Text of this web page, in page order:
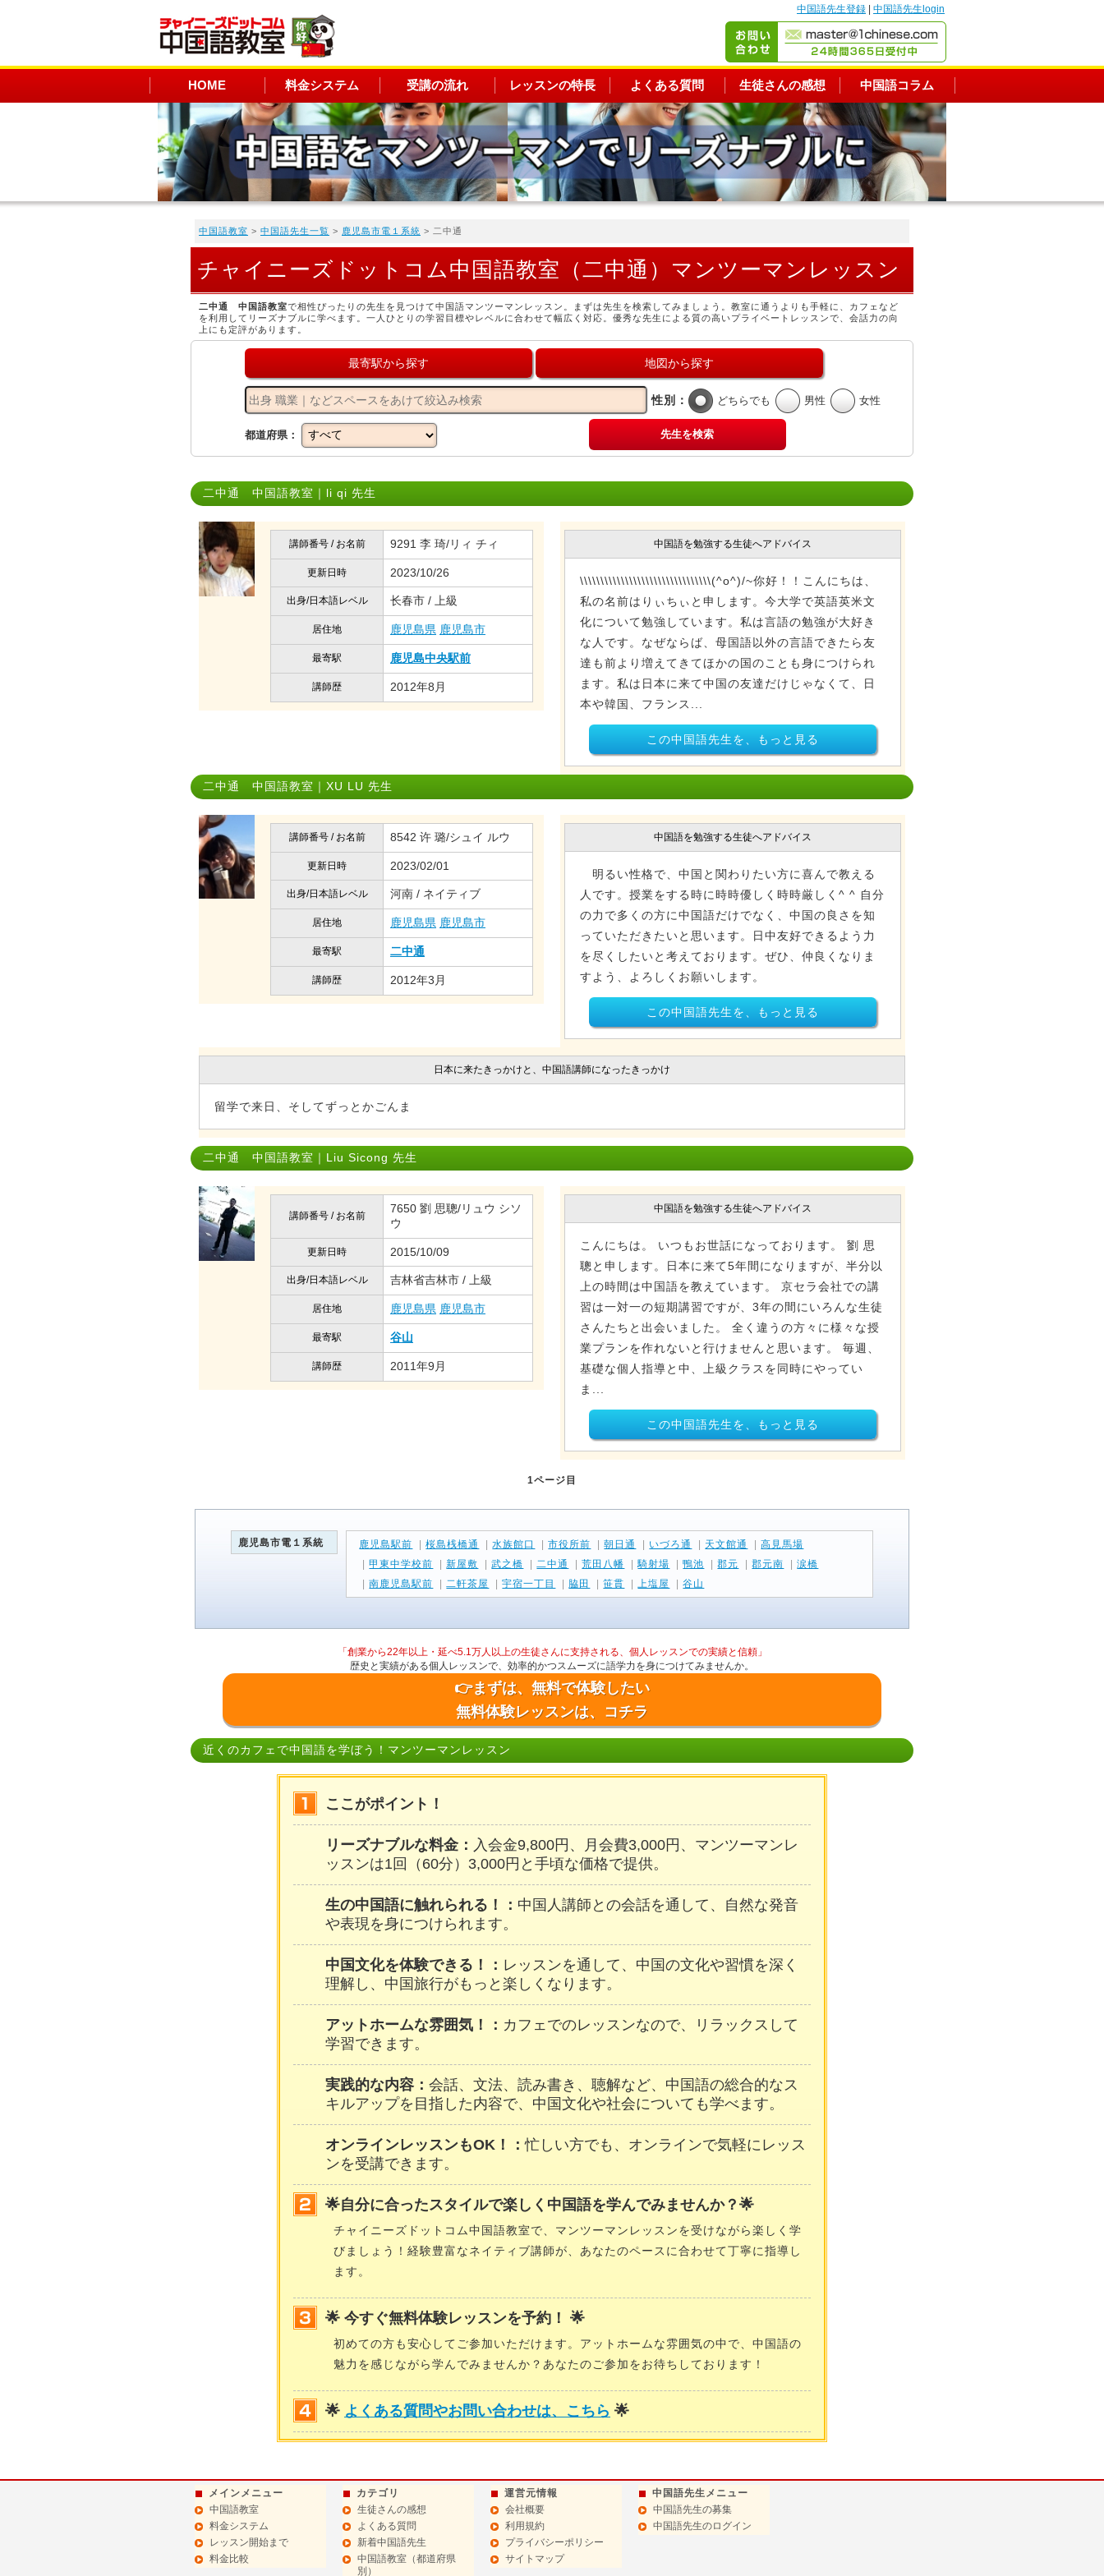
中国語先生登録 中国語先生login
HOME 料金システム 受講の流れ レッスンの特長 よくある質問 生徒さんの感想 中国語コラム
中国語教室 > 中国語先生一覧 > 鹿児島市電１系統 > 二中通
チャイニーズドットコム中国語教室（二中通）マンツーマンレッスン
二中通 中国語教室で相性ぴったりの先生を見つけて中国語マンツーマンレッスン。まずは先生を検索してみましょう。教室に通うよりも手軽に、カフェなど
を利用してリーズナブルに学べます。一人ひとりの学習目標やレベルに合わせて幅広く対応。優秀な先生による質の高いプライベートレッスンで、会話力の向
上にも定評があります。
最寄駅から探す 地図から探す
性別： どちらでも 男性 女性
都道府県： 先生を検索
二中通 中国語教室｜li qi 先生
講師番号 / お名前 9291 李 琦/リィ チィ
更新日時 2023/10/26
出身/日本語レベル 长春市 / 上級
居住地 鹿児島県 鹿児島市
最寄駅 鹿児島中央駅前
講師歴 2012年8月
中国語を勉強する生徒へアドバイス
\\\\\\\\\\\\\\\\\\\\\\\\\\\\\\\\(^o^)/~你好！！こんにちは、
私の名前はりぃちぃと申します。今大学で英語英米文
化について勉強しています。私は言語の勉強が大好き
な人です。なぜならば、母国語以外の言語できたら友
達も前より増えてきてほかの国のことも身につけられ
ます。私は日本に来て中国の友達だけじゃなくて、日
本や韓国、フランス...
この中国語先生を、もっと見る
二中通 中国語教室｜XU LU 先生
講師番号 / お名前 8542 许 璐/シュイ ルウ
更新日時 2023/02/01
出身/日本語レベル 河南 / ネイティブ
居住地 鹿児島県 鹿児島市
最寄駅 二中通
講師歴 2012年3月
中国語を勉強する生徒へアドバイス
明るい性格で、中国と関わりたい方に喜んで教える
人です。授業をする時に時時優しく時時厳しく^ ^ 自分
の力で多くの方に中国語だけでなく、中国の良さを知
っていただきたいと思います。日中友好できるよう力
を尽くしたいと考えております。ぜひ、仲良くなりま
すよう、よろしくお願いします。
この中国語先生を、もっと見る
日本に来たきっかけと、中国語講師になったきっかけ
留学で来日、そしてずっとかごんま
二中通 中国語教室｜Liu Sicong 先生
講師番号 / お名前
7650 劉 思聰/リュウ シソ
ウ
更新日時 2015/10/09
出身/日本語レベル 吉林省吉林市 / 上級
居住地 鹿児島県 鹿児島市
最寄駅 谷山
講師歴 2011年9月
中国語を勉強する生徒へアドバイス
こんにちは。 いつもお世話になっております。 劉 思
聰と申します。日本に来て5年間になりますが、半分以
上の時間は中国語を教えています。 京セラ会社での講
習は一対一の短期講習ですが、3年の間にいろんな生徒
さんたちと出会いました。 全く違うの方々に様々な授
業プランを作れないと行けませんと思います。 毎週、
基礎な個人指導と中、上級クラスを同時にやってい
ま...
この中国語先生を、もっと見る
1ページ目
鹿児島市電１系統 鹿児島駅前 |桜島桟橋通 |水族館口 |市役所前 |朝日通 いづろ通 天文館通 |高見馬場
|甲東中学校前 |新屋敷 |武之橋 |二中通 |荒田八幡 |騎射場 |鴨池 |郡元 |郡元南 |涙橋
|南鹿児島駅前 |二軒茶屋 |宇宿一丁目 脇田 |笹貫 |上塩屋 |谷山
「創業から22年以上・延べ5.1万人以上の生徒さんに支持される、個人レッスンでの実績と信頼」
歴史と実績がある個人レッスンで、効率的かつスムーズに語学力を身につけてみませんか。
👉まずは、無料で体験したい
無料体験レッスンは、コチラ
近くのカフェで中国語を学ぼう！マンツーマンレッスン
ここがポイント！
リーズナブルな料金： 入会金9,800円、月会費3,000円、マンツーマンレ
ッスンは1回（60分）3,000円と手頃な価格で提供。
生の中国語に触れられる！： 中国人講師との会話を通して、自然な発音
や表現を身につけられます。
中国文化を体験できる！： レッスンを通して、中国の文化や習慣を深く
理解し、中国旅行がもっと楽しくなります。
アットホームな雰囲気！： カフェでのレッスンなので、リラックスして
学習できます。
実践的な内容： 会話、文法、読み書き、聴解など、中国語の総合的なス
キルアップを目指した内容で、中国文化や社会についても学べます。
オンラインレッスンもOK！：忙しい方でも、オンラインで気軽にレッス
ンを受講できます。
🌟自分に合ったスタイルで楽しく中国語を学んでみませんか？🌟
チャイニーズドットコム中国語教室で、マンツーマンレッスンを受けながら楽しく学
びましょう！経験豊富なネイティブ講師が、あなたのペースに合わせて丁寧に指導し
ます。
🌟 今すぐ無料体験レッスンを予約！ 🌟
初めての方も安心してご参加いただけます。アットホームな雰囲気の中で、中国語の
魅力を感じながら学んでみませんか？あなたのご参加をお待ちしております！
🌟 よくある質問やお問い合わせは、こちら 🌟
メインメニュー
中国語教室
料金システム
レッスン開始まで
料金比較
カテゴリ
生徒さんの感想
よくある質問
新着中国語先生
中国語教室（都道府県
別）
運営元情報
会社概要
利用規約
プライバシーポリシー
サイトマップ
中国語先生メニュー
中国語先生の募集
中国語先生のログイン